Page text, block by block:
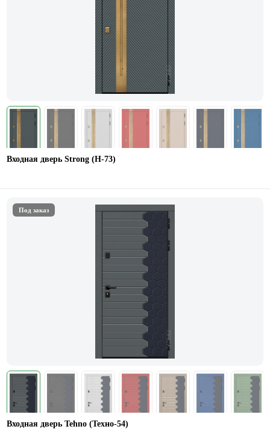
Входная дверь Strong (Н-73)
Под заказ
Входная дверь Tehno (Техно-54)